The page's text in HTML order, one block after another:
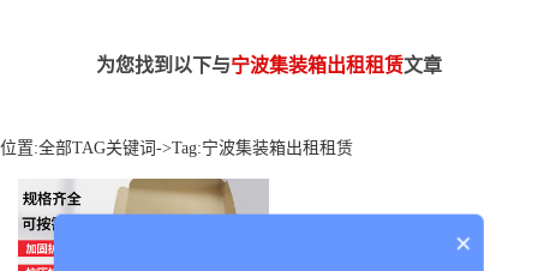
为您找到以下与宁波集装箱出租租赁文章
位置:全部TAG关键词 ->Tag:宁波集装箱出租租赁
×